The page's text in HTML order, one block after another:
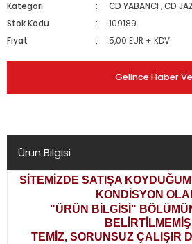
Kategori CD YABANCI ,CD
Stok Kodu
109189
Fiyat
5,00 EUR + KDV
Gelince Haber
Ürün Bilgisi
SİTEMİZDE SATIŞA
KONDİSYON
"ÜRÜN BİLGİSİ"
TEMİZ, SORUNSUZ ÇALIŞIR